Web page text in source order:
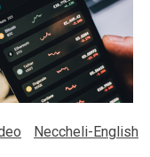
Neccheli-English